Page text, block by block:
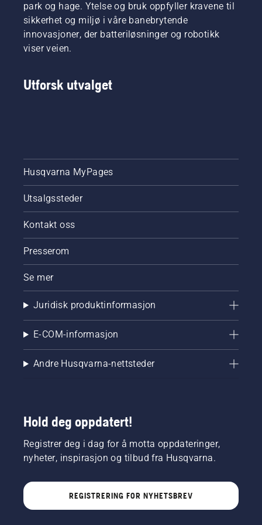
park og hage. Ytelse og bruk oppfyller kravene til
sikkerhet og miljø i våre banebrytende
innovasjoner, der batteriløsninger og robotikk
viser veien.
Utforsk utvalget
Husqvarna MyPages
Utsalgssteder
Kontakt oss
Presserom
Se mer
Juridisk produktinformasjon
E-COM-informasjon
Andre Husqvarna-nettsteder
Hold deg oppdatert!
Registrer deg i dag for å motta oppdateringer,
nyheter, inspirasjon og tilbud fra Husqvarna.
REGISTRERING FOR NYHETSBREV